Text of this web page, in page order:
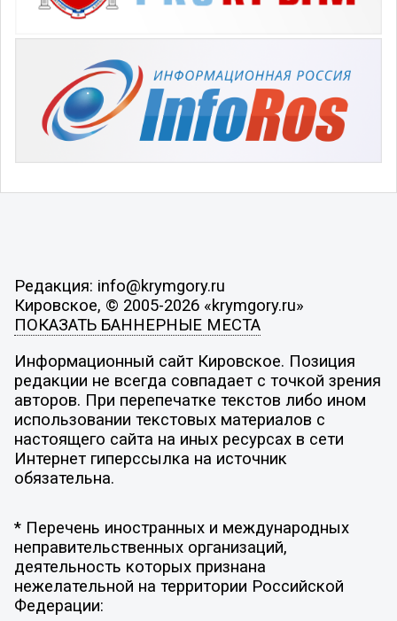
Редакция: info@krymgory.ru
Кировское, © 2005-2026 «krymgory.ru»
ПОКАЗАТЬ БАННЕРНЫЕ МЕСТА
Информационный сайт Кировское. Позиция
редакции не всегда совпадает с точкой зрения
авторов. При перепечатке текстов либо ином
использовании текстовых материалов с
настоящего сайта на иных ресурсах в сети
Интернет гиперссылка на источник
обязательна.
* Перечень иностранных и международных
неправительственных организаций,
деятельность которых признана
нежелательной на территории Российской
Федерации: